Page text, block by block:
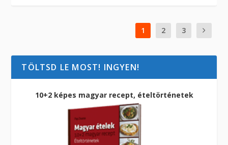
1 2 3
TÖLTSD LE MOST! INGYEN!
10+2 képes magyar recept, ételtörténetek